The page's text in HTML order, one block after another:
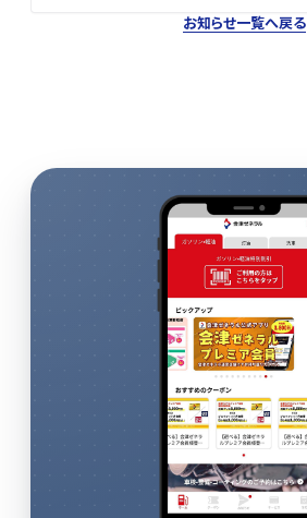
お知らせ一覧へ戻る